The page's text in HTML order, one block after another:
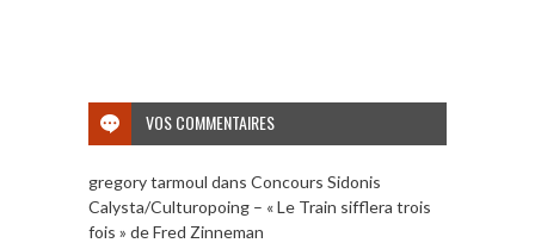
VOS COMMENTAIRES
gregory tarmoul dans Concours Sidonis
Calysta/Culturopoing – « Le Train sifflera trois
fois » de Fred Zinneman